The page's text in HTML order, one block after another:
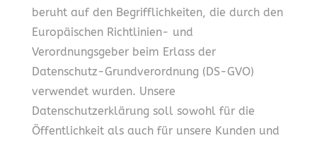
beruht auf den Begrifflichkeiten, die durch den
Europäischen Richtlinien- und
Verordnungsgeber beim Erlass der
Datenschutz-Grundverordnung (DS-GVO)
verwendet wurden. Unsere
Datenschutzerklärung soll sowohl für die
Öffentlichkeit als auch für unsere Kunden und